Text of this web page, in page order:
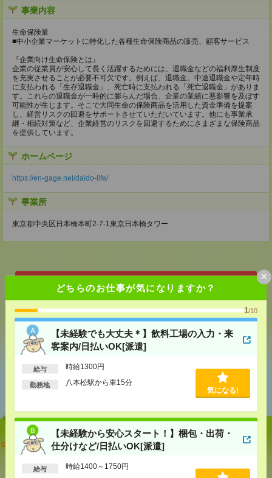
どちらのお仕事が気になりますか？
1/10
【未経験でも大丈夫＊】飲料工場の入力・来
客案内/日払いOK[派遣]
給与 時給1300円
勤務地
八本松駅から車15分
気になる!
【未経験から安心スタート！】梱包・出荷・
仕分けなど/日払いOK[派遣]
給与 時給1400～1750円
×
事業内容
生命保険業
■中小企業マーケットに特化した各種生命保険商品の販売、顧客サービス
『企業向け生命保険とは』
企業の従業員が安心して長く活躍するためには、退職金などの福利厚生制度
を充実させることが必要不可欠です。例えば、退職金。中途退職金や定年時
に支払われる「生存退職金」、死亡時に支払われる「死亡退職金」がありま
す。これらの退職金が一時的に膨らんだ場合、企業の業績に悪影響を及ぼす
可能性が生じます。そこで大同生命の保険商品を活用した資金準備を提案
し、経営リスクの回避をサポートさせていただいています。他にも事業承
継・相続対策など、企業経営のリスクを回避するためにさまざまな保険商品
を提供しています。
ホームページ
https://en-gage.net/daido-life/
事業所
東京都中央区日本橋本町2-7-1東京日本橋タワー
応募ページへ
気になる！
あなたの閲覧履歴からの
おすすめ
【未経験でも大丈夫＊】飲料工場の入力・来客案内/
日払いOK[派遣]